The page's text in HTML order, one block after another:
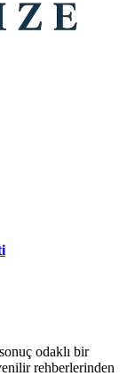
odaklı bir
rehberlerinden